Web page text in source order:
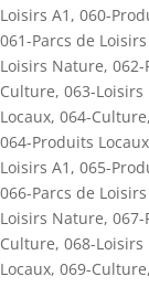
Loisirs A1 , 060-
061-Parcs de Loisirs
Loisirs Nature, 062-
Culture, 063-
Locaux, 064-Culture,
064-Produits Locaux
Loisirs A1 , 065-
066-Parcs de Loisirs
Loisirs Nature, 067-
Culture, 068-
Locaux, 069-Culture,